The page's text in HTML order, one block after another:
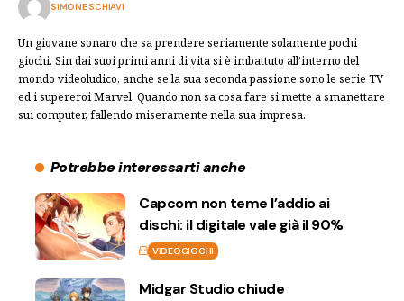
SIMONE SCHIAVI
Un giovane sonaro che sa prendere seriamente solamente pochi
giochi. Sin dai suoi primi anni di vita si è imbattuto all’interno del
mondo videoludico, anche se la sua seconda passione sono le serie TV
ed i supereroi Marvel. Quando non sa cosa fare si mette a smanettare
sui computer, fallendo miseramente nella sua impresa.
Potrebbe interessarti anche
Capcom non teme l’addio ai
dischi: il digitale vale già il 90%
VIDEOGIOCHI
Midgar Studio chiude